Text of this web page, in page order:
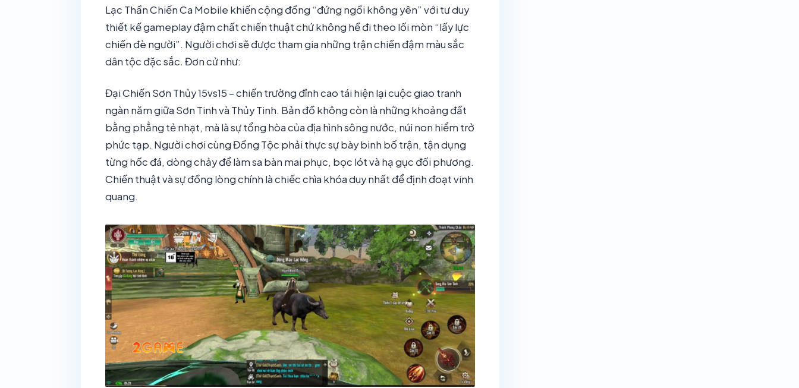
Lạc Thần Chiến Ca Mobile khiến cộng đồng “đứng ngồi không yên” với tư duy
thiết kế gameplay đậm chất chiến thuật chứ không hề đi theo lối mòn “lấy lực
chiến đè người”. Người chơi sẽ được tham gia những trận chiến đậm màu sắc
dân tộc đặc sắc. Đơn cử như:
Đại Chiến Sơn Thủy 15vs15 – chiến trường đỉnh cao tái hiện lại cuộc giao tranh
ngàn năm giữa Sơn Tinh và Thủy Tinh. Bản đồ không còn là những khoảng đất
bằng phẳng tẻ nhạt, mà là sự tổng hòa của địa hình sông nước, núi non hiểm trở
phức tạp. Người chơi cùng Đồng Tộc phải thực sự bày binh bố trận, tận dụng
từng hốc đá, dòng chảy để làm sa bàn mai phục, bọc lót và hạ gục đối phương.
Chiến thuật và sự đồng lòng chính là chiếc chìa khóa duy nhất để định đoạt vinh
quang.